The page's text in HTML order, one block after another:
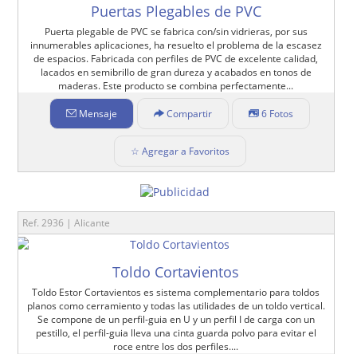
Puertas Plegables de PVC
Puerta plegable de PVC se fabrica con/sin vidrieras, por sus
innumerables aplicaciones, ha resuelto el problema de la escasez
de espacios. Fabricada con perfiles de PVC de excelente calidad,
lacados en semibrillo de gran dureza y acabados en tonos de
maderas. Este producto se combina perfectamente...
Mensaje Compartir 6 Fotos
☆ Agregar a Favoritos
Ref. 2936 | Alicante
Toldo Cortavientos
Toldo Estor Cortavientos es sistema complementario para toldos
planos como cerramiento y todas las utilidades de un toldo vertical.
Se compone de un perfil-guia en U y un perfil I de carga con un
pestillo, el perfil-guia lleva una cinta guarda polvo para evitar el
roce entre los dos perfiles....